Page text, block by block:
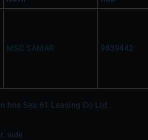
MSC SAMAR 9839442
hos Sea 61 Leasing Co Ltd..
side